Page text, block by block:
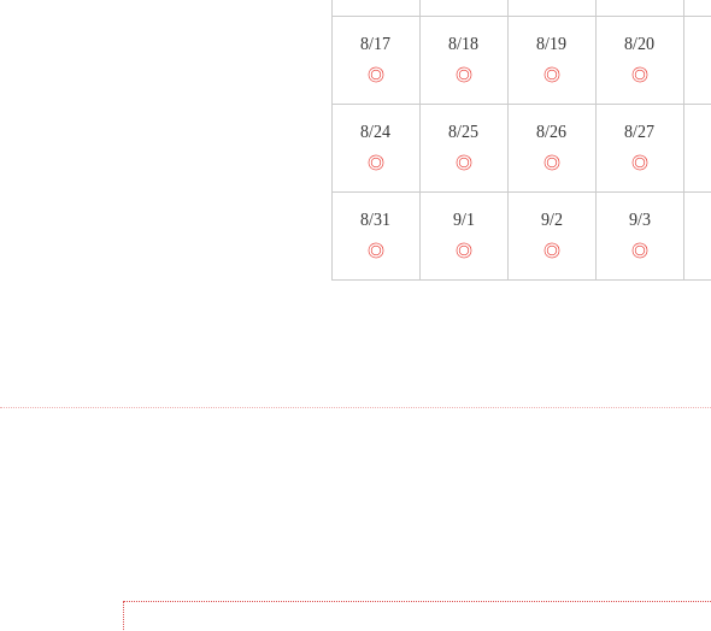
8/17
◎
8/18
◎
8/19
◎
8/20
◎
8/24
◎
8/25
◎
8/26
◎
8/27
◎
8/31
◎
9/1
◎
9/2
◎
9/3
◎